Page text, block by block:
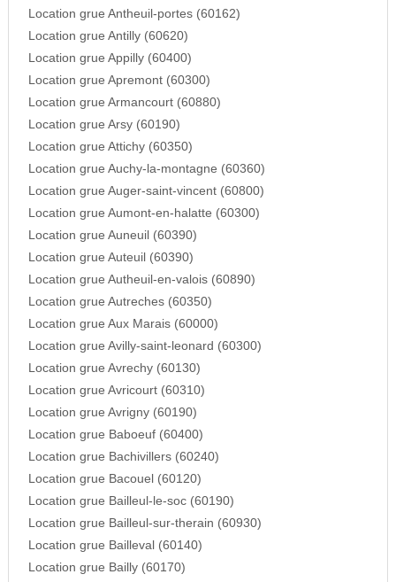
Location grue Antheuil-portes (60162)
Location grue Antilly (60620)
Location grue Appilly (60400)
Location grue Apremont (60300)
Location grue Armancourt (60880)
Location grue Arsy (60190)
Location grue Attichy (60350)
Location grue Auchy-la-montagne (60360)
Location grue Auger-saint-vincent (60800)
Location grue Aumont-en-halatte (60300)
Location grue Auneuil (60390)
Location grue Auteuil (60390)
Location grue Autheuil-en-valois (60890)
Location grue Autreches (60350)
Location grue Aux Marais (60000)
Location grue Avilly-saint-leonard (60300)
Location grue Avrechy (60130)
Location grue Avricourt (60310)
Location grue Avrigny (60190)
Location grue Baboeuf (60400)
Location grue Bachivillers (60240)
Location grue Bacouel (60120)
Location grue Bailleul-le-soc (60190)
Location grue Bailleul-sur-therain (60930)
Location grue Bailleval (60140)
Location grue Bailly (60170)